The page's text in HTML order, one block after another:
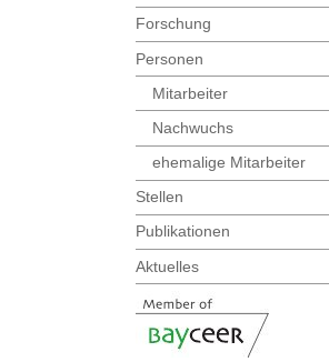
Forschung
Personen
Mitarbeiter
Nachwuchs
ehemalige Mitarbeiter
Stellen
Publikationen
Aktuelles